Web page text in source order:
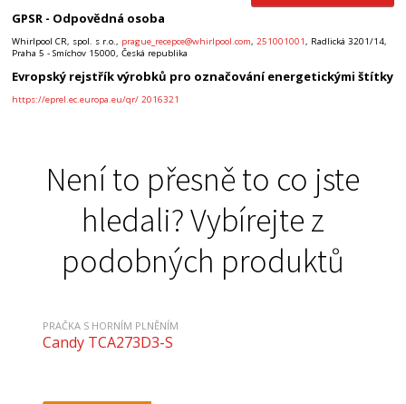
GPSR - Odpovědná osoba
Whirlpool CR, spol. s r.o., prague_recepce@whirlpool.com,251001001, Radlická 3201/14,
Praha 5 - Smíchov 15000, Česká republika
Evropský rejstřík výrobků pro označování energetickými štítky
https://eprel.ec.europa.eu/qr/ 2016321
Není to přesně to co jste
hledali? Vybírejte z
podobných produktů
PRAČKA S HORNÍM PLNĚNÍM
Candy TCA273D3-S